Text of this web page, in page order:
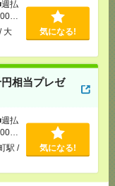
払
円
大
気になる!
相当プレゼ
払
円
駅 /
気になる!
あちゃんのお
気になる！